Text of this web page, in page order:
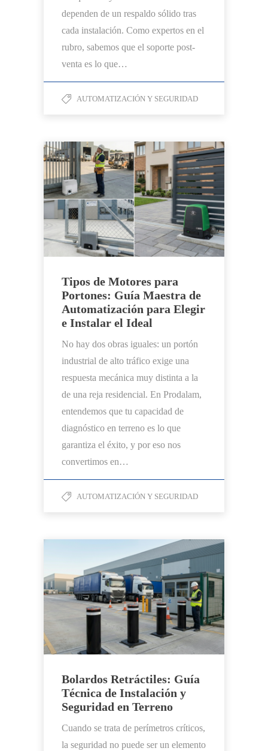
dependen de un respaldo sólido tras
cada instalación. Como expertos en el
rubro, sabemos que el soporte post-
venta es lo que…
AUTOMATIZACIÓN Y SEGURIDAD
Tipos de Motores para
Portones: Guía Maestra de
Automatización para Elegir
e Instalar el Ideal
No hay dos obras iguales: un portón
industrial de alto tráfico exige una
respuesta mecánica muy distinta a la
de una reja residencial. En Prodalam,
entendemos que tu capacidad de
diagnóstico en terreno es lo que
garantiza el éxito, y por eso nos
convertimos en…
AUTOMATIZACIÓN Y SEGURIDAD
Bolardos Retráctiles: Guía
Técnica de Instalación y
Seguridad en Terreno
Cuando se trata de perímetros críticos,
la seguridad no puede ser un elemento